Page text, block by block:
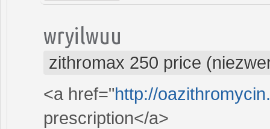
wryilwuu
zithromax 250 price
<a href="http://
prescription</a>